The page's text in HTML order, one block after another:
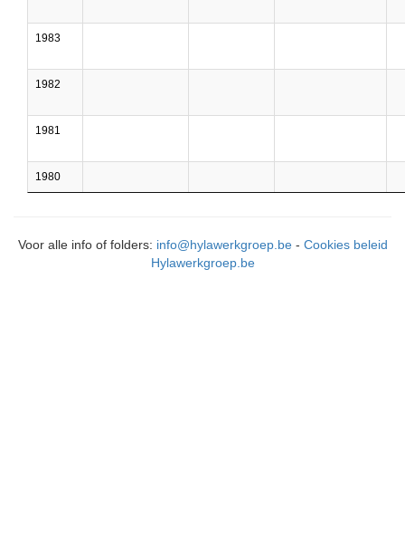
1983
1982
1981
1980
Voor alle info of folders: info@hylawerkgroep.be- Cookies beleid
Hylawerkgroep.be